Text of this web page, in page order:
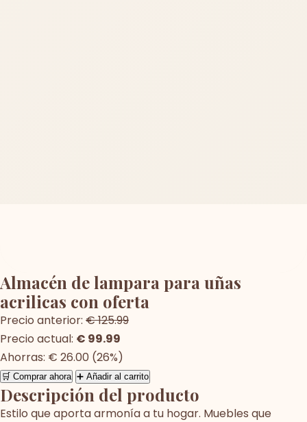
Almacén de lampara para uñas
acrilicas con oferta
Precio anterior: € 125.99
Precio actual: € 99.99
Ahorras: € 26.00 (26%)
🛒 Comprar ahora ➕ Añadir al carrito
Descripción del producto
Estilo que aporta armonía a tu hogar. Muebles que